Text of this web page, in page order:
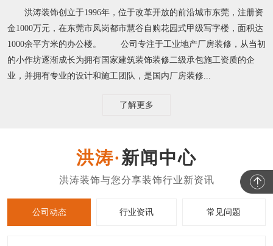
洪涛装饰创立于1996年，位于改革开放的前沿城市东莞，注册资
金1000万元，在东莞市凤岗都市慧谷自购花园式甲级写字楼，面积达
1000余平方米的办公楼。 公司专注于工业地产厂房装修，从当初
的小作坊逐渐成长为拥有国家建筑装饰装修二级承包施工资质的企
业，并拥有专业的设计和施工团队，是国内厂房装修...
了解更多
新闻中心
公司动态 行业资讯 常见问题